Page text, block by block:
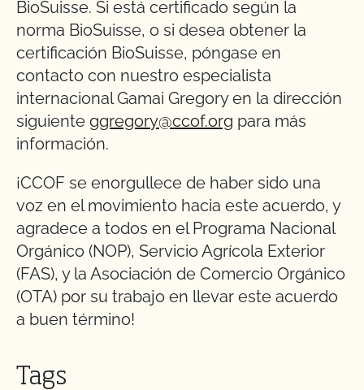
BioSuisse. Si está certificado según la
norma BioSuisse, o si desea obtener la
certificación BioSuisse, póngase en
contacto con nuestro especialista
internacional Gamai Gregory en la dirección
siguiente ggregory@ccof.org para más
información.
¡CCOF se enorgullece de haber sido una
voz en el movimiento hacia este acuerdo, y
agradece a todos en el Programa Nacional
Orgánico (NOP), Servicio Agrícola Exterior
(FAS), y la Asociación de Comercio Orgánico
(OTA) por su trabajo en llevar este acuerdo
a buen término!
Tags